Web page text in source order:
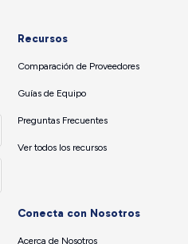
Recursos
Comparación de Proveedores
Guías de Equipo
Preguntas Frecuentes
Ver todos los recursos
Conecta con Nosotros
Acerca de Nosotros